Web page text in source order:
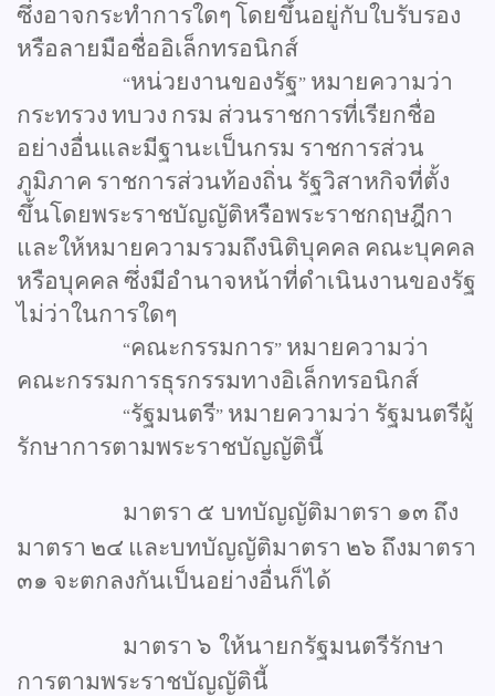
ซึ่งอาจกระทำการใดๆ โดยขึ้นอยู่กับใบรับรอง
หรือลายมือชื่ออิเล็กทรอนิกส์
“หน่วยงานของรัฐ” หมายความว่า
กระทรวง ทบวง กรม ส่วนราชการที่เรียกชื่อ
อย่างอื่นและมีฐานะเป็นกรม ราชการส่วน
ภูมิภาค ราชการส่วนท้องถิ่น รัฐวิสาหกิจที่ตั้ง
ขึ้นโดยพระราชบัญญัติหรือพระราชกฤษฎีกา
และให้หมายความรวมถึงนิติบุคคล คณะบุคคล
หรือบุคคล ซึ่งมีอำนาจหน้าที่ดำเนินงานของรัฐ
ไม่ว่าในการใดๆ
“คณะกรรมการ” หมายความว่า
คณะกรรมการธุรกรรมทางอิเล็กทรอนิกส์
“รัฐมนตรี” หมายความว่า รัฐมนตรีผู้
รักษาการตามพระราชบัญญัตินี้
มาตรา ๕ บทบัญญัติมาตรา ๑๓ ถึง
มาตรา ๒๔ และบทบัญญัติมาตรา ๒๖ ถึงมาตรา
๓๑ จะตกลงกันเป็นอย่างอื่นก็ได้
มาตรา ๖ ให้นายกรัฐมนตรีรักษา
การตามพระราชบัญญัตินี้